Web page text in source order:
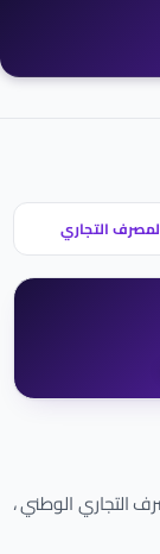
التجاري
التجاري الوطني ،